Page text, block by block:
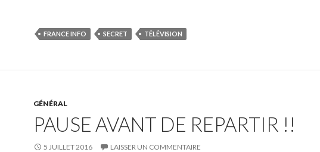
FRANCE INFO SECRET TÉLÉVISION
GÉNÉRAL
PAUSE AVANT DE REPARTIR !!
5 JUILLET 2016 LAISSER UN COMMENTAIRE